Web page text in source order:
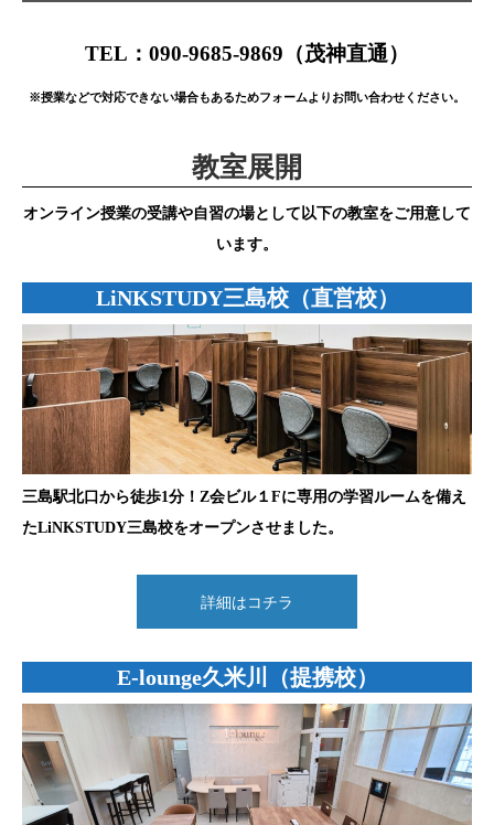
TEL：090-9685-9869（茂神直通）
※授業などで対応できない場合もあるためフォームよりお問い合わせください。
教室展開
オンライン授業の受講や自習の場として以下の教室をご用意して
います。
LiNKSTUDY三島校（直営校）
三島駅北口から徒歩1分！Z会ビル１Fに専用の学習ルームを備え
たLiNKSTUDY三島校をオープンさせました。
詳細はコチラ
E-lounge久米川（提携校）